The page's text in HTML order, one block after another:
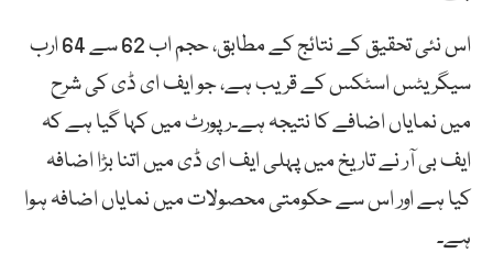
اس نئی تحقیق کے نتائج کے مطابق، حجم اب 62 سے 64 ارب
سیگریٹس اسٹکس کے قریب ہے، جو ایف ای ڈی کی شرح
میں نمایاں اضافے کا نتیجہ ہے۔رپورٹ میں کہا گیا ہے کہ
ایف بی آر نے تاریخ میں پہلی ایف ای ڈی میں اتنا بڑا اضافہ
کیا ہے اور اس سے حکومتی محصولات میں نمایاں اضافہ ہوا
ہے۔